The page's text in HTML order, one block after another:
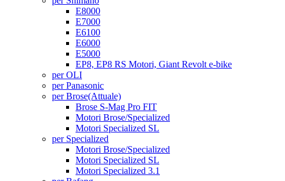
E8000
E7000
E6100
E6000
E5000
EP8, EP8 RS Motori, Giant Revolt e-bike
per OLI
per Panasonic
per Brose(Attuale)
Brose S-Mag Pro FIT
Motori Brose/Specialized
Motori Specialized SL
per Specialized
Motori Brose/Specialized
Motori Specialized SL
Motori Specialized 3.1